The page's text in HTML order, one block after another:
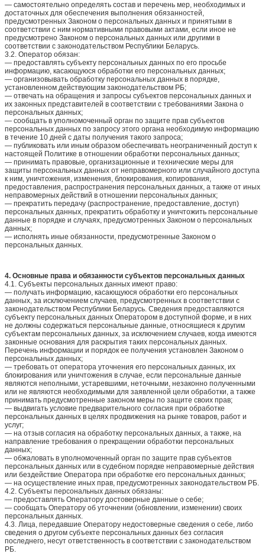
— самостоятельно определять состав и перечень мер, необходимых и
достаточных для обеспечения выполнения обязанностей,
предусмотренных Законом о персональных данных и принятыми в
соответствии с ним нормативными правовыми актами, если иное не
предусмотрено Законом о персональных данных или другими в
соответствии с законодательством Республики Беларусь.
3.2. Оператор обязан:
— предоставлять субъекту персональных данных по его просьбе
информацию, касающуюся обработки его персональных данных;
— организовывать обработку персональных данных в порядке,
установленном действующим законодательством РБ;
— отвечать на обращения и запросы субъектов персональных данных и
их законных представителей в соответствии с требованиями Закона о
персональных данных;
— сообщать в уполномоченный орган по защите прав субъектов
персональных данных по запросу этого органа необходимую информацию
в течение 10 дней с даты получения такого запроса;
— публиковать или иным образом обеспечивать неограниченный доступ к
настоящей Политике в отношении обработки персональных данных;
— принимать правовые, организационные и технические меры для
защиты персональных данных от неправомерного или случайного доступа
к ним, уничтожения, изменения, блокирования, копирования,
предоставления, распространения персональных данных, а также от иных
неправомерных действий в отношении персональных данных;
— прекратить передачу (распространение, предоставление, доступ)
персональных данных, прекратить обработку и уничтожить персональные
данные в порядке и случаях, предусмотренных Законом о персональных
данных;
— исполнять иные обязанности, предусмотренные Законом о
персональных данных.
4. Основные права и обязанности субъектов персональных данных
4.1. Субъекты персональных данных имеют право:
— получать информацию, касающуюся обработки его персональных
данных, за исключением случаев, предусмотренных в соответствии с
законодательством Республики Беларусь. Сведения предоставляются
субъекту персональных данных Оператором в доступной форме, и в них
не должны содержаться персональные данные, относящиеся к другим
субъектам персональных данных, за исключением случаев, когда имеются
законные основания для раскрытия таких персональных данных.
Перечень информации и порядок ее получения установлен Законом о
персональных данных;
— требовать от оператора уточнения его персональных данных, их
блокирования или уничтожения в случае, если персональные данные
являются неполными, устаревшими, неточными, незаконно полученными
или не являются необходимыми для заявленной цели обработки, а также
принимать предусмотренные законом меры по защите своих прав;
— выдвигать условие предварительного согласия при обработке
персональных данных в целях продвижения на рынке товаров, работ и
услуг;
— на отзыв согласия на обработку персональных данных, а также, на
направление требования о прекращении обработки персональных
данных;
— обжаловать в уполномоченный орган по защите прав субъектов
персональных данных или в судебном порядке неправомерные действия
или бездействие Оператора при обработке его персональных данных;
— на осуществление иных прав, предусмотренных законодательством РБ.
4.2. Субъекты персональных данных обязаны:
— предоставлять Оператору достоверные данные о себе;
— сообщать Оператору об уточнении (обновлении, изменении) своих
персональных данных.
4.3. Лица, передавшие Оператору недостоверные сведения о себе, либо
сведения о другом субъекте персональных данных без согласия
последнего, несут ответственность в соответствии с законодательством
РБ.